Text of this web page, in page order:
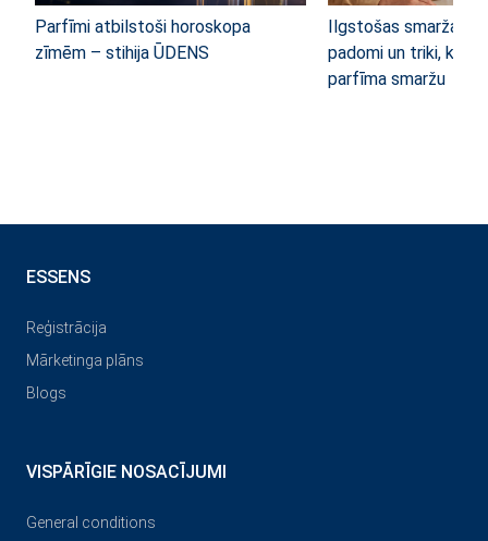
Parfīmi atbilstoši horoskopa
zīmēm – stihija ŪDENS
Ilgstošas smaržas
padomi un triki, kā
parfīma smaržu
ESSENS
Reģistrācija
Mārketinga plāns
Blogs
VISPĀRĪGIE NOSACĪJUMI
General conditions